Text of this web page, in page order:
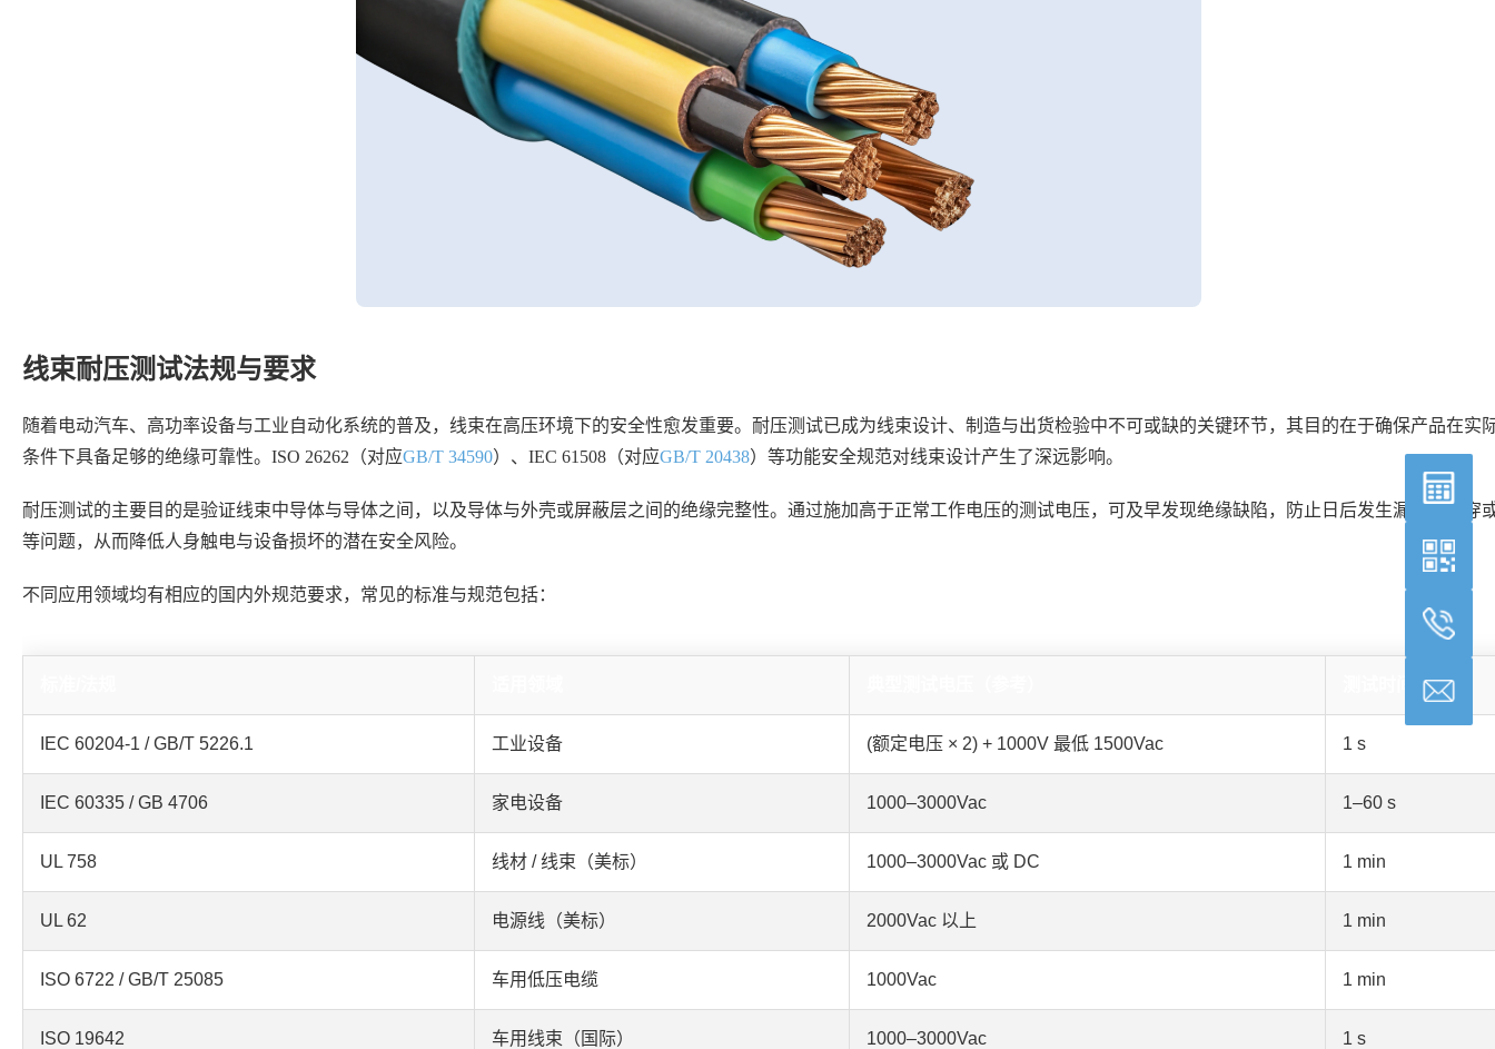
线束耐压测试法规与要求
随着电动汽车、高功率设备与工业自动化系统的普及，线束在高压环境下的安全性愈发重要。耐压测试已成为线束设计、制造与出货检验中不可或缺的关键环节，其目的在于确保产品在实
条件下具备足够的绝缘可靠性。ISO 26262（对应GB/T 34590）、IEC 61508（对应GB/T 20438）等功能安全规范对线束设计产生了深远影响。
耐压测试的主要目的是验证线束中导体与导体之间，以及导体与外壳或屏蔽层之间的绝缘完整性。通过施加高于正常工作电压的测试电压，可及早发现绝缘缺陷，防止日后发生漏电、击穿
等问题，从而降低人身触电与设备损坏的潜在安全风险。
不同应用领域均有相应的国内外规范要求，常见的标准与规范包括：
IEC 60204-1 / GB/T 5226.1 工业设备 (额定电压 × 2) + 1000V 最低 1500Vac 1 s
IEC 60335 / GB 4706 家电设备 1000–3000Vac 1–60 s
UL 758 线材 / 线束（美标） 1000–3000Vac 或 DC 1 min
UL 62 电源线（美标） 2000Vac 以上 1 min
ISO 6722 / GB/T 25085 车用低压电缆 1000Vac 1 min
ISO 19642 车用线束（国际） 1000–3000Vac 1 s